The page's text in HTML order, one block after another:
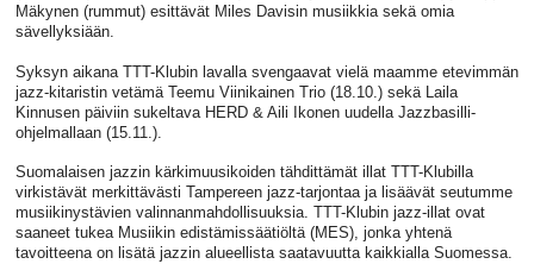
Mäkynen (rummut) esittävät Miles Davisin musiikkia sekä omia
sävellyksiään.
Syksyn aikana TTT-Klubin lavalla svengaavat vielä maamme etevimmän
jazz-kitaristin vetämä Teemu Viinikainen Trio (18.10.) sekä Laila
Kinnusen päiviin sukeltava HERD & Aili Ikonen uudella Jazzbasilli-
ohjelmallaan (15.11.).
Suomalaisen jazzin kärkimuusikoiden tähdittämät illat TTT-Klubilla
virkistävät merkittävästi Tampereen jazz-tarjontaa ja lisäävät seutumme
musiikinystävien valinnanmahdollisuuksia. TTT-Klubin jazz-illat ovat
saaneet tukea Musiikin edistämissäätiöltä (MES), jonka yhtenä
tavoitteena on lisätä jazzin alueellista saatavuutta kaikkialla Suomessa.